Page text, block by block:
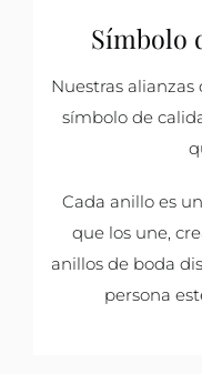
Símbolo
Nuestras
símbolo de
Cada anillo es
que los une,
anillos de boda
persona